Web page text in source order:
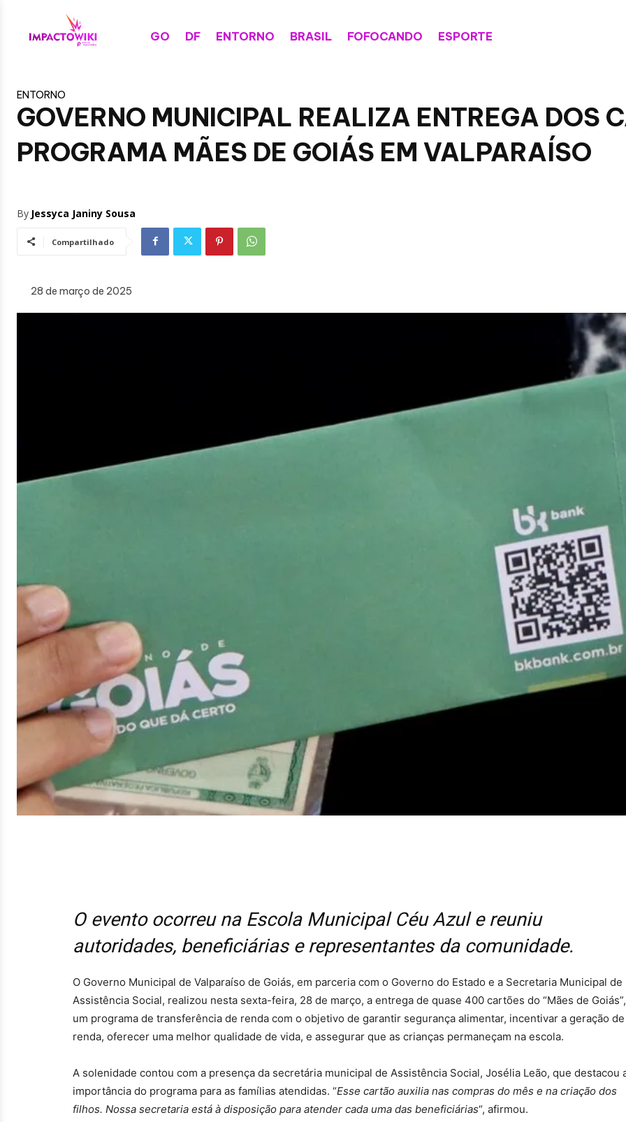
GO DF ENTORNO BRASIL FOFOCANDO ESPORTE
ENTORNO
GOVERNO MUNICIPAL REALIZA ENTREGA DOS
PROGRAMA MÃES DE GOIÁS EM VALPARAÍSO
By Jessyca Janiny Sousa
Compartilhado
28 de março de 2025
O evento ocorreu na Escola Municipal Céu Azul e reuniu
autoridades, beneficiárias e representantes da comunidade.
O Governo Municipal de Valparaíso de Goiás, em parceria com o Governo do Estado e a Secretaria Municipal de
Assistência Social, realizou nesta sexta-feira, 28 de março, a entrega de quase 400 cartões do “Mães de Goiás”,
um programa de transferência de renda com o objetivo de garantir segurança alimentar, incentivar a geração de
renda, oferecer uma melhor qualidade de vida, e assegurar que as crianças permaneçam na escola.
A solenidade contou com a presença da secretária municipal de Assistência Social, Josélia Leão, que destacou
importância do programa para as famílias atendidas. “Esse cartão auxilia nas compras do mês e na criação dos
filhos. Nossa secretaria está à disposição para atender cada uma das beneficiárias“, afirmou.